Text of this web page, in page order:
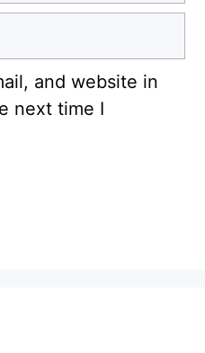
and website in
next time I